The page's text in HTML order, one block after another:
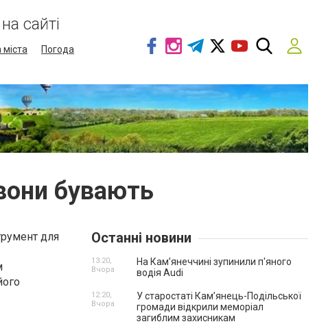
сайті
міста
Погода
бувають
для
Останні новини
На Камʼянеччині зупинили п'яного
водія Audi
13:20,
Вчора
У старостаті Кам’янець-Подільської
громади відкрили меморіал
загиблим захисникам
12:20,
Вчора